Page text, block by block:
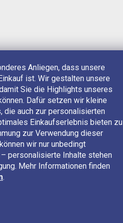
Anliegen, dass unsere
ist. Wir gestalten unsere
Sie die Highlights unseres
Dafür setzen wir kleine
die auch zur personalisierten
Einkaufserlebnis bieten zu
zur Verwendung dieser
wir nur unbedingt
personalisierte Inhalte stehen
Mehr Informationen finden
.